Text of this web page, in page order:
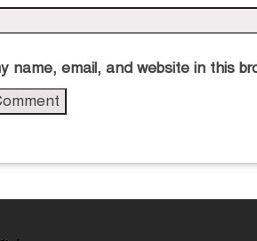
name, email, and website in this